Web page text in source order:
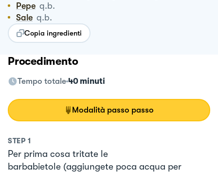
Pepe q.b.
Sale q.b.
Copia ingredienti
Procedimento
Tempo totale 40 minuti
Modalità passo passo
STEP 1
Per prima cosa tritate le
barbabietole (aggiungete poca acqua per